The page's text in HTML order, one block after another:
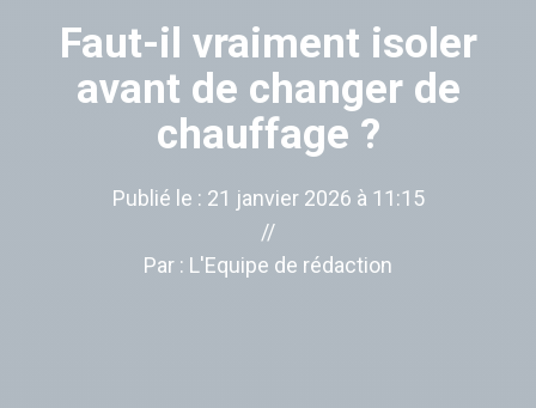
Faut-il vraiment isoler
avant de changer de
chauffage ?
Publié le : 21 janvier 2026 à 11:15
//
Par : L'Equipe de rédaction